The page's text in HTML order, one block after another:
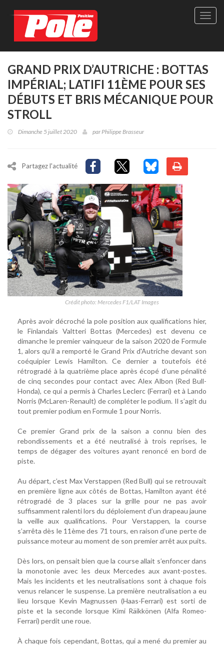
Site
-
seul
GRAND PRIX D’AUTRICHE : BOTTAS
IMPÉRIAL; LATIFI 11ÈME POUR SES
DÉBUTS ET BRIS MÉCANIQUE POUR
STROLL
Dimanche 5 juillet 2020 parPhilippe Brasseur
Partagez l'actualité
Crédit photo: Mercedes F1/LAT Images
Après avoir décroché la pole position aux qualifications hier,
le Finlandais Valtteri Bottas (Mercedes) est devenu ce
dimanche le premier vainqueur de la saison 2020 de Formule
1, alors qu’il a remporté le Grand Prix d'Autriche devant son
coéquipier Lewis Hamilton. Ce dernier a toutefois été
rétrogradé à la quatrième place après écopé d’une pénalité
de cinq secondes pour contact avec Alex Albon (Red Bull-
Honda), ce qui a permis à Charles Leclerc (Ferrari) et à Lando
Norris (McLaren-Renault) de compléter le podium. Il s’agit du
tout premier podium en Formule 1 pour Norris.
Ce premier Grand prix de la saison a connu bien des
rebondissements et a été neutralisé à trois reprises, le
temps de dégager des voitures ayant renoncé en bord de
piste.
Au départ, c’est Max Verstappen (Red Bull) qui se retrouvait
en première ligne aux côtés de Bottas, Hamilton ayant été
rétrogradé de 3 places sur la grille pour ne pas avoir
suffisamment ralenti lors du déploiement d’un drapeau jaune
la veille aux qualifications. Pour Verstappen, la course
s’arrêta dès le 11ème des 71 tours, en raison d’une perte de
puissance moteur au moment de son premier arrêt aux puits.
Dès lors, on pensait bien que la course allait s’enfoncer dans
la monotonie avec les deux Mercedes aux avant-postes.
Mais les incidents et les neutralisations sont à chaque fois
venus relancer le suspense. La première neutralisation a eu
lieu lorsque Kevin Magnussen (Haas-Ferrari) est sorti de
piste et la seconde lorsque Kimi Räikkönen (Alfa Romeo-
Ferrari) perdit une roue.
À chaque fois cependant, Bottas, qui a mené du premier au